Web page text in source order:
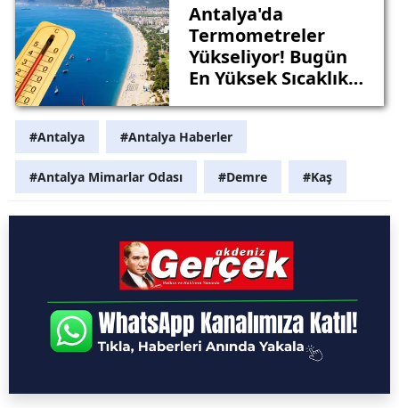
Antalya'da
Termometreler
Yükseliyor! Bugün
En Yüksek Sıcaklık
#Antalya #Antalya Haberler
#Antalya Mimarlar Odası #Demre #Kaş